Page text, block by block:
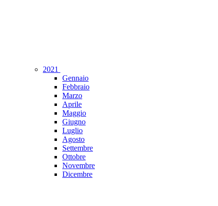
2021
Gennaio
Febbraio
Marzo
Aprile
Maggio
Giugno
Luglio
Agosto
Settembre
Ottobre
Novembre
Dicembre